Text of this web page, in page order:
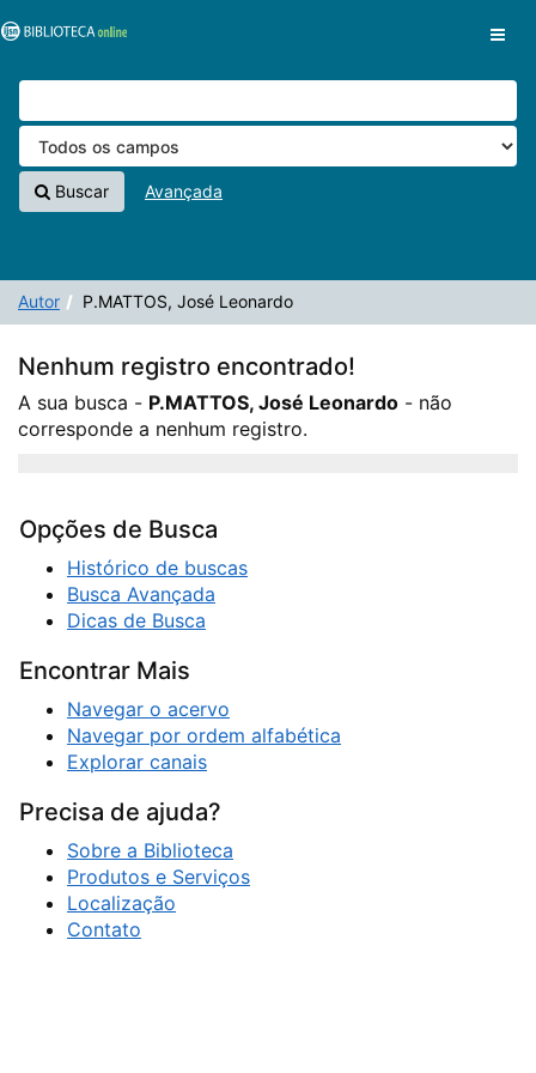
nenhum registro.
VuFind
Buscar Avançada
Autor P.MATTOS, José Leonardo
Nenhum registro encontrado!
A sua busca - P.MATTOS, José Leonardo - não
corresponde a nenhum registro.
Opções de Busca
Histórico de buscas
Busca Avançada
Dicas de Busca
Encontrar Mais
Navegar o acervo
Navegar por ordem alfabética
Explorar canais
Precisa de ajuda?
Sobre a Biblioteca
Produtos e Serviços
Localização
Contato